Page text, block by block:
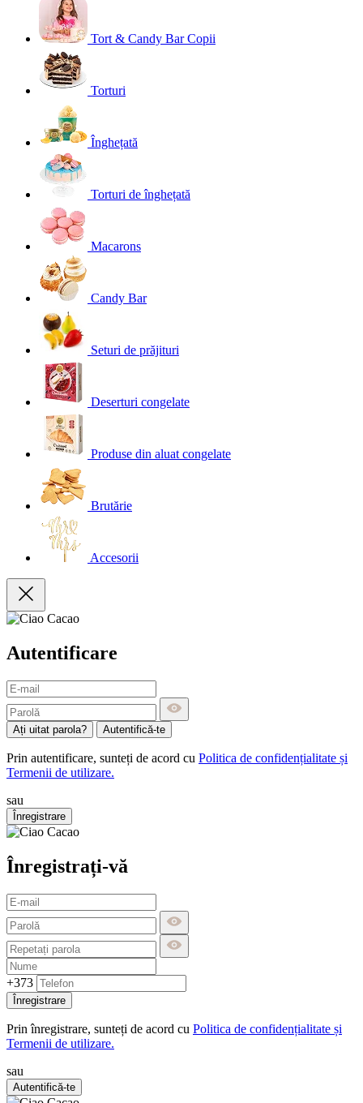
Tort & Candy Bar Copii
Torturi
Înghețată
Torturi de înghețată
Macarons
Candy Bar
Seturi de prăjituri
Deserturi congelate
Produse din aluat congelate
Brutărie
Accesorii
Autentificare
Ați uitat parola? Autentifică-te
Prin autentificare, sunteți de acord cu Politica de confidențialitate și
Termenii de utilizare.
sau
Înregistrare
Înregistrați-vă
+373
Înregistrare
Prin înregistrare, sunteți de acord cu Politica de confidențialitate și
Termenii de utilizare.
sau
Autentifică-te